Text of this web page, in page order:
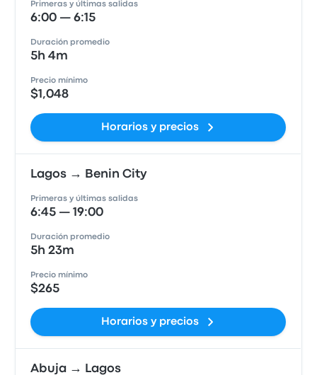
Primeras y últimas salidas
6:00 — 6:15
Duración promedio
5h 4m
Precio mínimo
$1,048
Horarios y precios
Lagos → Benin City
Primeras y últimas salidas
6:45 — 19:00
Duración promedio
5h 23m
Precio mínimo
$265
Horarios y precios
Abuja → Lagos